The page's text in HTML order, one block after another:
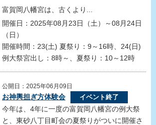
富賀岡八幡宮は、古くより...
開催日：2025年08月23日（土）～08月24日
（日）
開催時間：23(土) 夏祭り：9～16時、24(日)
例大祭宮出し：8時～、夏祭り：10～12時
公開日：2025年06月09日
お神輿担ぎ方体験会 イベント終了
今年は、4年に一度の富賀岡八幡宮の例大祭
と、東砂八丁目町会の夏祭りがついに開催さ